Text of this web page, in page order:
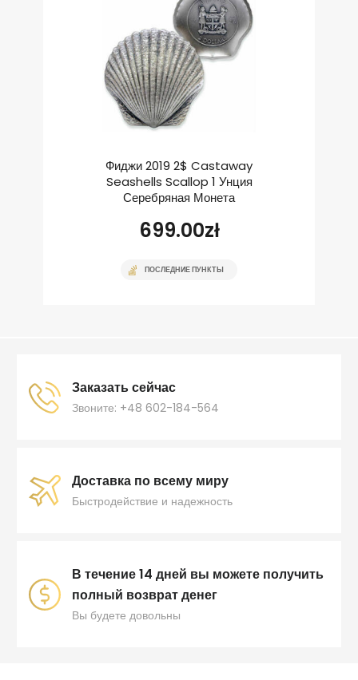
Фиджи 2019 2$ Castaway
Seashells Scallop 1 Унция
Серебряная Монета
699.00zł
ПОСЛЕДНИЕ ПУНКТЫ
Заказать сейчас
Звоните: +48 602-184-564
Доставка по всему миру
Быстродействие и надежность
В течение 14 дней вы можете получить
полный возврат денег
Вы будете довольны